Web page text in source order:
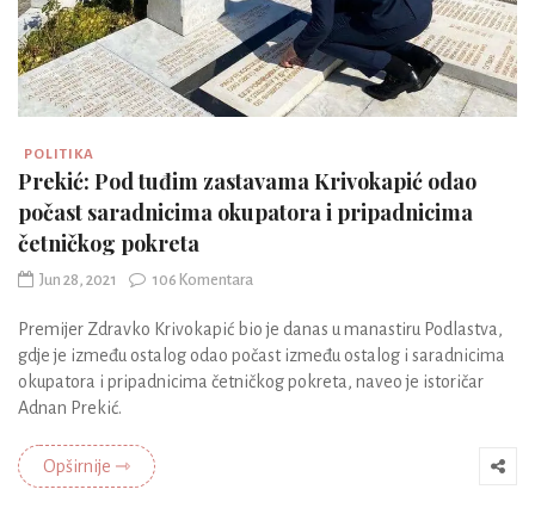
POLITIKA
Prekić: Pod tuđim zastavama Krivokapić odao
počast saradnicima okupatora i pripadnicima
četničkog pokreta
Jun 28, 2021 106 Komentara
Premijer Zdravko Krivokapić bio je danas u manastiru Podlastva,
gdje je između ostalog odao počast između ostalog i saradnicima
okupatora i pripadnicima četničkog pokreta, naveo je istoričar
Adnan Prekić.
Opširnije ⇾